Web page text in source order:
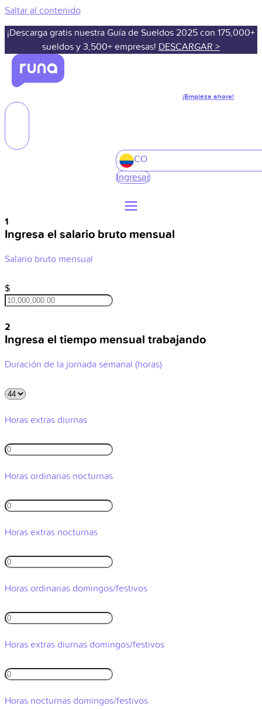
Saltar al contenido
¡Descarga gratis nuestra Guía de Sueldos 2025 con 175,000+
sueldos y 3,500+ empresas! DESCARGAR >
¡Empieza ahora!
CO
Ingresar
1
Ingresa el salario bruto mensual
Salario bruto mensual
$
2
Ingresa el tiempo mensual trabajando
Duración de la jornada semanal (horas)
Horas extras diurnas
Horas ordinarias nocturnas
Horas extras nocturnas
Horas ordinarias domingos/festivos
Horas extras diurnas domingos/festivos
Horas nocturnas domingos/festivos